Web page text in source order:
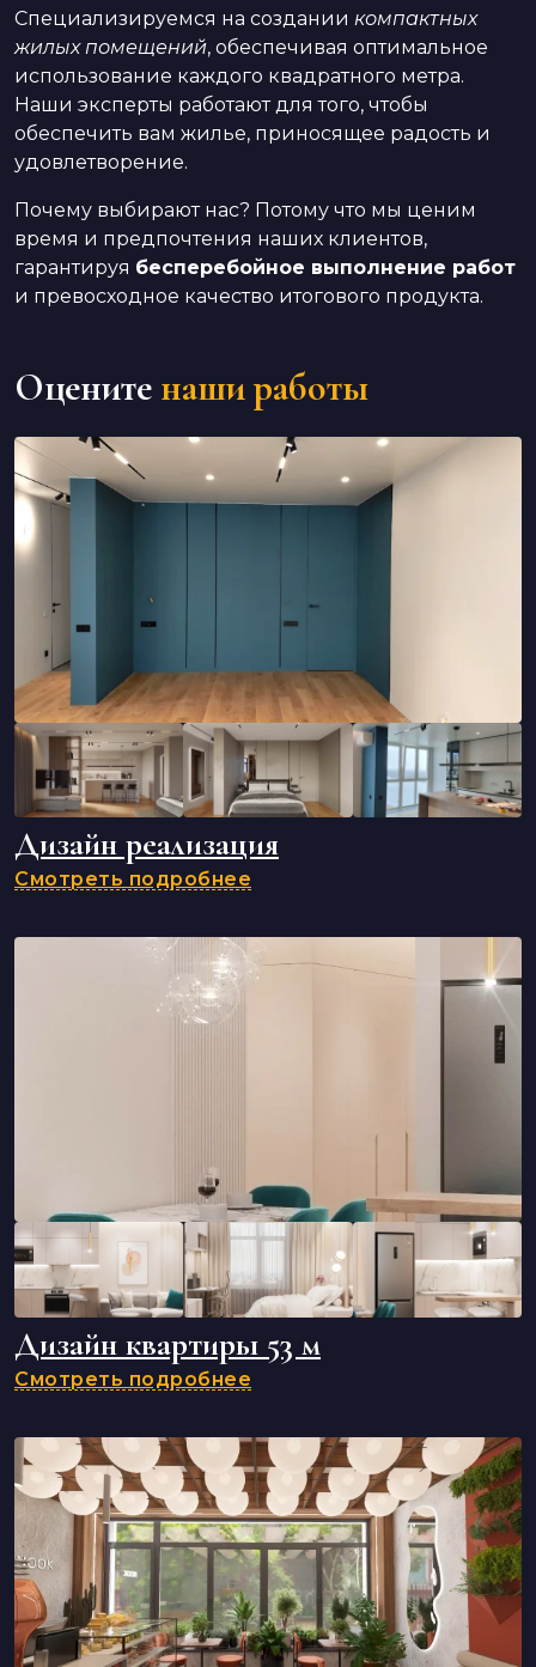
Специализируемся на создании компактных
жилых помещений, обеспечивая оптимальное
использование каждого квадратного метра.
Наши эксперты работают для того, чтобы
обеспечить вам жилье, приносящее радость и
удовлетворение.
Почему выбирают нас? Потому что мы ценим
время и предпочтения наших клиентов,
гарантируя бесперебойное выполнение работ
и превосходное качество итогового продукта.
Оцените наши работы
Дизайн реализация
Смотреть подробнее
Дизайн квартиры 53 м
Смотреть подробнее